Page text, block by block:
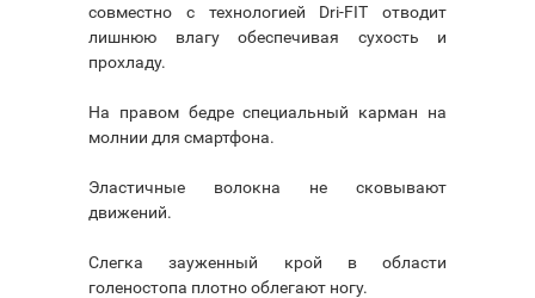
совместно с технологией Dri-FIT отводит
лишнюю влагу обеспечивая сухость и
прохладу.
На правом бедре специальный карман на
молнии для смартфона.
Эластичные волокна не сковывают
движений.
Слегка зауженный крой в области
голеностопа плотно облегают ногу.